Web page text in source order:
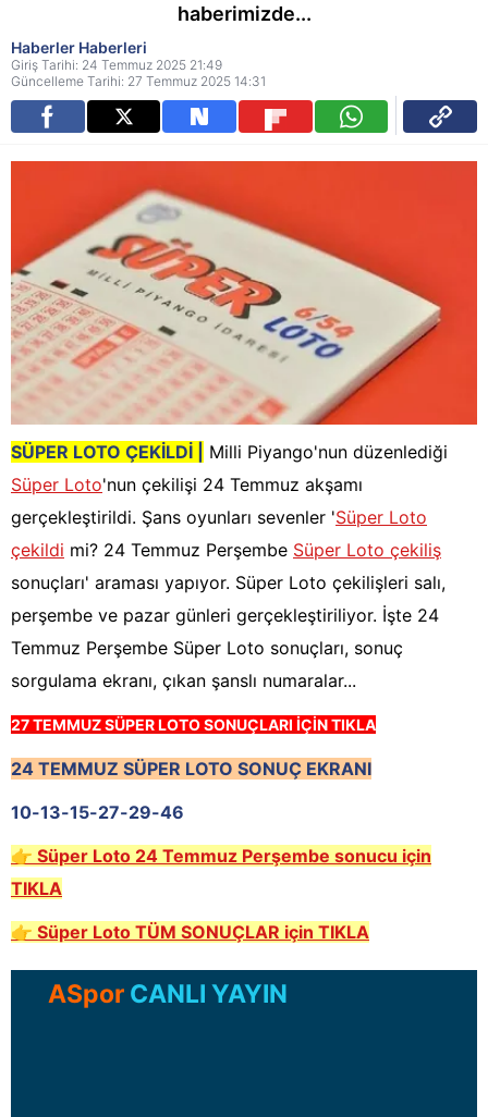
haberimizde...
Haberler Haberleri
Giriş Tarihi: 24 Temmuz 2025 21:49
Güncelleme Tarihi: 27 Temmuz 2025 14:31
SÜPER LOTO ÇEKİLDİ |
Milli Piyango'nun düzenlediği
Süper Loto'nun çekilişi 24 Temmuz akşamı
gerçekleştirildi. Şans oyunları sevenler 'Süper Loto
çekildi mi? 24 Temmuz Perşembe Süper Loto çekiliş
sonuçları' araması yapıyor. Süper Loto çekilişleri salı,
perşembe ve pazar günleri gerçekleştiriliyor. İşte 24
Temmuz Perşembe Süper Loto sonuçları, sonuç
sorgulama ekranı, çıkan şanslı numaralar...
27 TEMMUZ SÜPER LOTO SONUÇLARI İÇİN TIKLA
24 TEMMUZ SÜPER LOTO SONUÇ EKRANI
10-13-15-27-29-46
👉 Süper Loto 24 Temmuz Perşembe sonucu için
TIKLA
👉 Süper Loto TÜM SONUÇLAR için TIKLA
ASpor CANLI YAYIN